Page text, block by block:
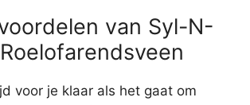
van Syl-N-
voor je klaar als het gaat om